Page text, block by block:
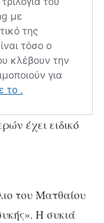
έχει ειδικό
του Ματθαίου
Η συκιά